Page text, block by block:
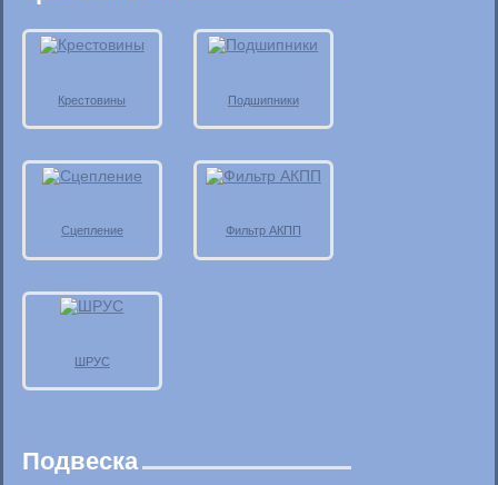
Крестовины Подшипники
Сцепление Фильтр АКПП
ШРУС
Подвеска